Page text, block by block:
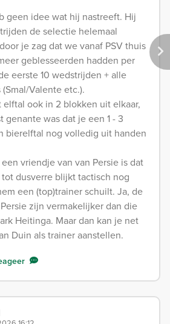
geen idee wat hij nastreeft. Hij
de selectie helemaal
je zag dat we vanaf PSV thuis
geblesseerden hadden per
eerste 10 wedstrijden + alle
Valente etc.).
elftal ook in 2 blokken uit elkaar,
genante was dat je een 1 - 3
bierelftal nog volledig uit handen
vriendje van van Persie is dat
dusverre blijkt tactisch nog
een (top)trainer schuilt. Ja, de
zijn vermakelijker dan die
Heitinga. Maar dan kan je net
Duin als trainer aanstellen.